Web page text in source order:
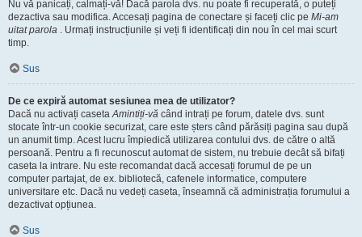
Nu vă panicați, calmați-vă! Dacă parola dvs. nu poate fi recuperată, o puteți
dezactiva sau modifica. Accesați pagina de conectare și faceți clic pe Mi-am
uitat parola . Urmați instrucțiunile și veți fi identificați din nou în cel mai scurt
timp.
Sus
De ce expiră automat sesiunea mea de utilizator?
Dacă nu activați casetaAmintiți-vă când intrați pe forum, datele dvs. sunt
stocate într-un cookie securizat, care este șters când părăsiți pagina sau după
un anumit timp. Acest lucru împiedică utilizarea contului dvs. de către o altă
persoană. Pentru a fi recunoscut automat de sistem, nu trebuie decât să bifați
caseta la intrare. Nu este recomandat dacă accesați forumul de pe un
computer partajat, de ex. bibliotecă, cafenele informatice, computere
universitare etc. Dacă nu vedeți caseta, înseamnă că administrația forumului a
dezactivat opțiunea.
Sus